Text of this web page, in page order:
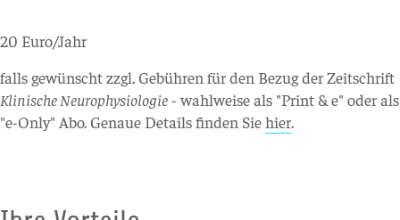
20 Euro/Jahr
falls gewünscht zzgl. Gebühren für den Bezug der Zeitschrift
Klinische Neurophysiologie- wahlweise als "Print & e" oder als
"e-Only" Abo. Genaue Details finden Siehier.